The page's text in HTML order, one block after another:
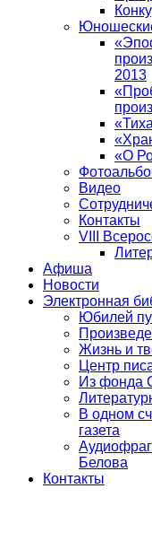
2013
«О
Видео
Контакты
VIII
Афиша
Новости
Электронная
Юбилей
Жизнь и
Центр
Из фонда
В одном
газета
Белова
Контакты